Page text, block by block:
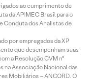
ao cumprimento de
da APIMEC Brasil para o
Conduta dos Analistas de
por empregados da XP
que desempenham suas
a Resolução CVM nº
Associação Nacional das
Mobiliários – ANCORD. O